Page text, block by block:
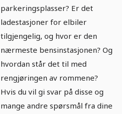
parkeringsplasser? Er det
ladestasjoner for elbiler
tilgjengelig, og hvor er den
nærmeste bensinstasjonen? Og
hvordan står det til med
rengjøringen av rommene?
Hvis du vil gi svar på disse og
mange andre spørsmål fra dine